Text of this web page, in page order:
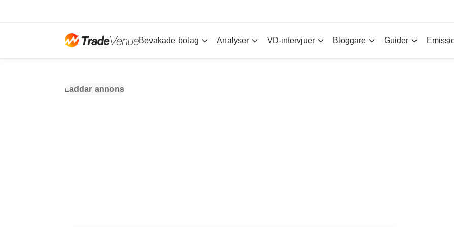
Bevakade bolag Analyser VD-intervjuer Bloggare Guider
Laddar annons